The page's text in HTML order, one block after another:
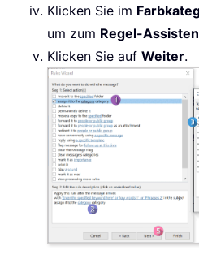
Klicken Sie im
um zum Regel-
Klicken Sie auf Weiter.